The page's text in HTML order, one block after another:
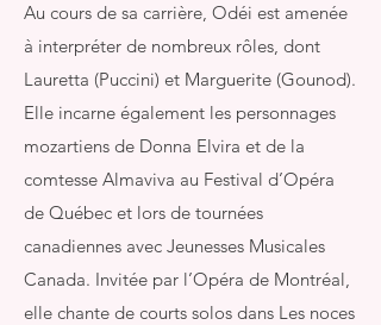
Au cours de sa carrière, Odéi est amenée
à interpréter de nombreux rôles, dont
Lauretta (Puccini) et Marguerite (Gounod).
Elle incarne également les personnages
mozartiens de Donna Elvira et de la
comtesse Almaviva au Festival d’Opéra
de Québec et lors de tournées
canadiennes avec Jeunesses Musicales
Canada. Invitée par l’Opéra de Montréal,
elle chante de courts solos dans Les noces